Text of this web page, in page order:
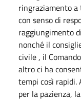
ringraziamento
con senso di
raggiungimento
nonché il
civile , il
altro ci ha
tempi così
per la pazienza,